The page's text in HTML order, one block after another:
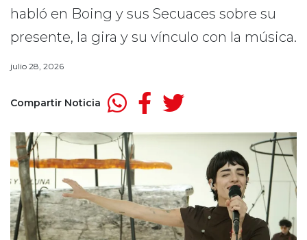
habló en Boing y sus Secuaces sobre su
presente, la gira y su vínculo con la música.
julio 28, 2026
Compartir Noticia